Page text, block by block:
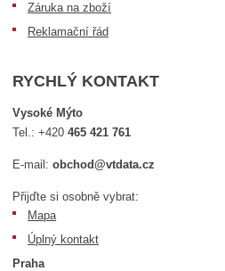
Záruka na zboží
Reklamační řád
RYCHLÝ KONTAKT
Vysoké Mýto
Tel.:+420465 421 761
E-mail:obchod@vtdata.cz
Přijďte si osobně vybrat:
Mapa
Úplný kontakt
Praha